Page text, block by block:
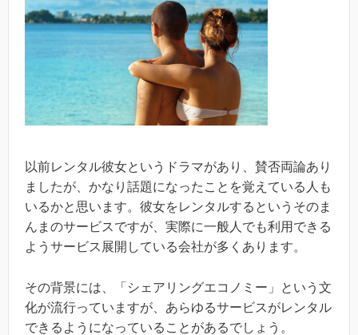
以前レンタル彼女というドラマがあり、賛否両論あり
ましたが、かなり話題になったことを覚えている人も
いるかと思います。彼女をレンタルするというそのま
んまのサービスですが、実際に一般人でも利用できる
ようサービス展開している会社が多くあります。
その背景には、「シェアリングエコノミー」という文
化が流行っていますが、あらゆるサービスがレンタル
できるようになっていることがあるでしょう。